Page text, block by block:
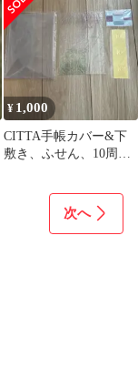
える!
¥ 1,000
CITTA手帳カバー&下
敷き、ふせん、10周年
次へ